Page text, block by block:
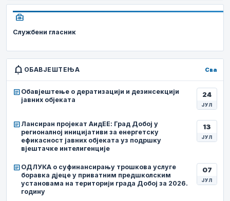
business_center
Службени гласник
notifications ОБАВЈЕШТЕЊА Сва
article Обавјештење о дератизацији и дезинсекцији
јавних објеката
24
ЈУЛ
article Лансиран пројекат АидЕЕ: Град Добој у
регионалној иницијативи за енергетску
ефикасност јавних објеката уз подршку
вјештачке интелигенције
13
ЈУЛ
article ОДЛУКА о суфинансирању трошкова услуге
боравка дјеце у приватним предшколским
установама на територији града Добој за 2026.
годину
07
ЈУЛ